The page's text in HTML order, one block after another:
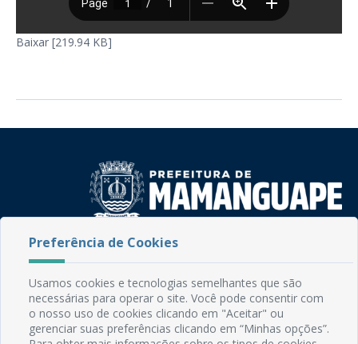
Baixar [219.94 KB]
Rua do Imperador, 78, Centro
CEP: 58.280-000 - Mamanguape/PB
Fone: (83) 3292-2246
Email: comunicacao@mamanguape.pb.gov.br
Expediente: Segunda à Sexta, das 08h às 13h
Preferência de Cookies
Usamos cookies e tecnologias semelhantes que são
necessárias para operar o site. Você pode consentir com
o nosso uso de cookies clicando em "Aceitar" ou
gerenciar suas preferências clicando em “Minhas opções”.